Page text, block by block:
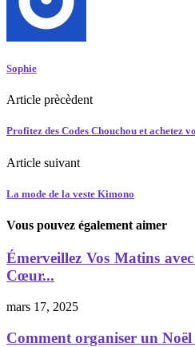
Sophie
Article prècèdent
Profitez des Codes Chouchou et achetez
Article suivant
La mode de la veste Kimono
Vous pouvez également aimer
Émerveillez Vos Matins
Cœur...
mars 17, 2025
Comment organiser un